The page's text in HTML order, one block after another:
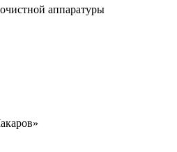
аппаратуры